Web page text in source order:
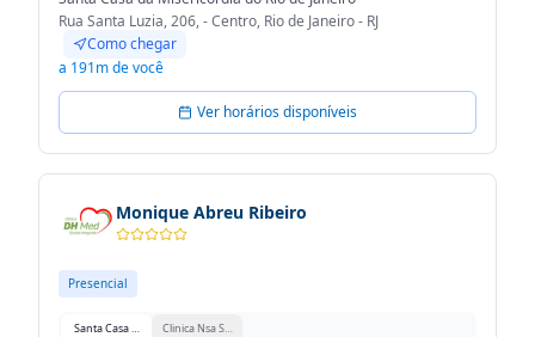
Rua Santa Luzia, 206, - Centro, Rio de Janeiro - RJ
Como chegar
a 191m de você
Ver horários disponíveis
Monique Abreu Ribeiro
Presencial
Santa Casa da Misericórdia do Rio de Janeiro
Clinica Nsa Sra Das Vitorias